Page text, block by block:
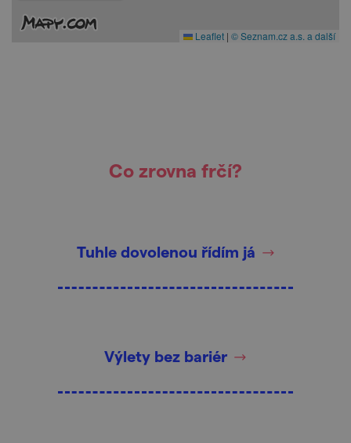
Leaflet | © Seznam.cz a.s. a další
Co zrovna frčí?
Tuhle dovolenou řídím já
Výlety bez bariér